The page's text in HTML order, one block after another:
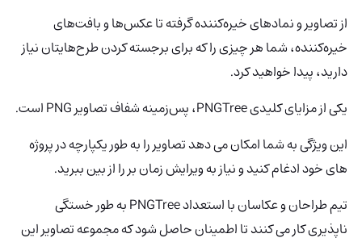
از تصاویر و نمادهای خیره‌کننده گرفته تا عکس‌ها و بافت‌های
خیره‌کننده، شما هر چیزی را که برای برجسته کردن طرح‌هایتان نیاز
دارید، پیدا خواهید کرد.
یکی از مزایای کلیدی PNGTree، پس‌زمینه شفاف تصاویر PNG است.
این ویژگی به شما امکان می دهد تصاویر را به طور یکپارچه در پروژه
های خود ادغام کنید و نیاز به ویرایش زمان بر را از بین ببرید.
تیم طراحان و عکاسان با استعداد PNGTree به طور خستگی
ناپذیری کار می کنند تا اطمینان حاصل شود که مجموعه تصاویر این